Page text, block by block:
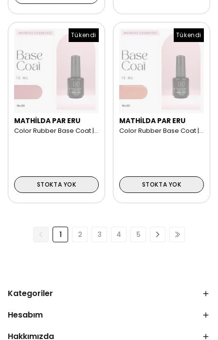
Tükendi
MATHİLDA PAR ERU
Color Rubber Base Coat | 15 ml NO: 06
STOKTA YOK
Tükendi
MATHİLDA PAR ERU
Color Rubber Base Coat | 15 ml NO: 05
STOKTA YOK
1 2 3 4 5
Kategoriler
Hesabım
Hakkımızda